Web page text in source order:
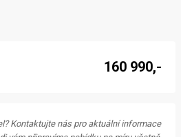
160 990,-
Kontaktujte nás pro aktuální informace